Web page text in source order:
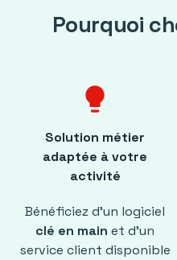
Pourquoi
lightbulb
Solution métier
adaptée à votre
activité
Bénéficiez d'un logiciel
clé en main et d'un
service client disponible